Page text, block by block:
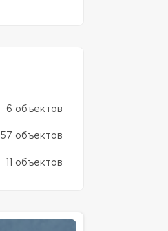
6 объектов
57 объектов
11 объектов